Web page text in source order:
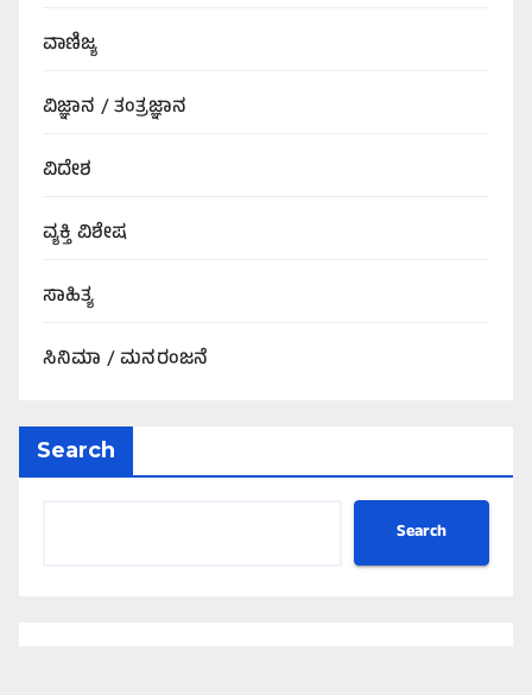
ವಾಣಿಜ್ಯ
ವಿಜ್ಞಾನ / ತಂತ್ರಜ್ಞಾನ
ವಿದೇಶ
ವ್ಯಕ್ತಿ ವಿಶೇಷ
ಸಾಹಿತ್ಯ
ಸಿನಿಮಾ / ಮನರಂಜನೆ
Search
Search